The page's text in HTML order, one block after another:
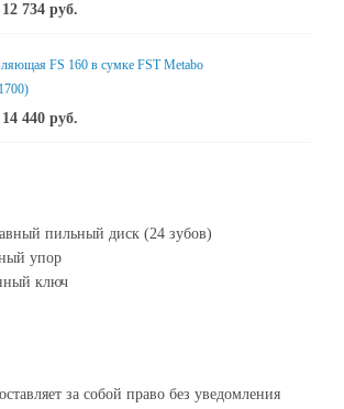
12 734 руб.
FS 160 в сумке FST Metabo
14 440 руб.
пильный диск (24 зубов)
упор
ключ
за собой право без уведомления